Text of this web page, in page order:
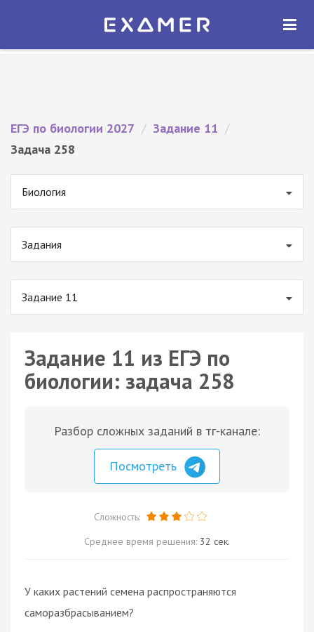
Экзамер — ЕГЭ 2027
ОТКРЫТЬ
ЕГЭ по биологии 2027 / Задание 11 /
Задача 258
Биология
Задания
Задание 11
Задание 11 из ЕГЭ по
биологии: задача 258
Разбор сложных заданий в тг-канале:
Посмотреть
Сложность:
Среднее время решения: 32 сек.
У каких растений семена распространяются
саморазбрасыванием?